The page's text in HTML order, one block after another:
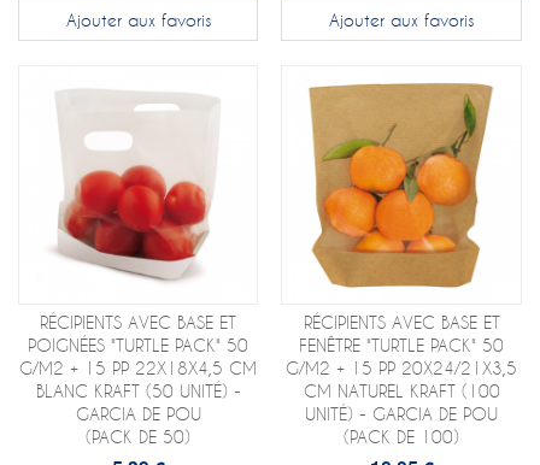
Ajouter aux favoris Ajouter aux favoris
RÉCIPIENTS AVEC BASE ET
POIGNÉES "TURTLE PACK" 50
G/M2 + 15 PP 22X18X4,5 CM
BLANC KRAFT (50 UNITÉ) -
GARCIA DE POU
(PACK DE 50)
RÉCIPIENTS AVEC BASE ET
FENÊTRE "TURTLE PACK" 50
G/M2 + 15 PP 20X24/21X3,5
CM NATUREL KRAFT (100
UNITÉ) - GARCIA DE POU
(PACK DE 100)